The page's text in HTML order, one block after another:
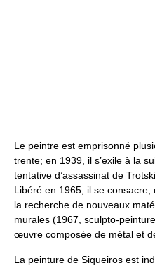
Le peintre est emprisonné
trente; en 1939, il s’exile à la
tentative d’assassinat de
Libéré en 1965, il se
la recherche de nouveaux
murales (1967, sculpto-
œuvre composée de métal et
La peinture de Siqueiros est